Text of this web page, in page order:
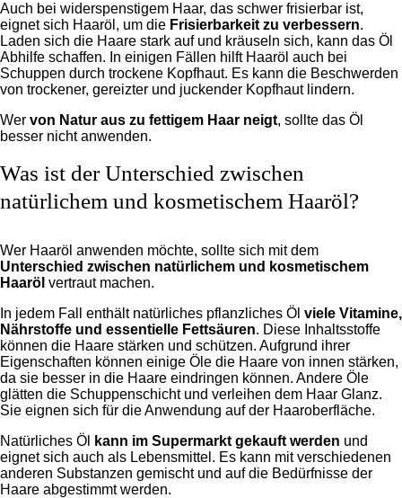
Auch bei widerspenstigem Haar, das schwer frisierbar ist,
eignet sich Haaröl, um die Frisierbarkeit zu verbessern.
Laden sich die Haare stark auf und kräuseln sich, kann das Öl
Abhilfe schaffen. In einigen Fällen hilft Haaröl auch bei
Schuppen durch trockene Kopfhaut. Es kann die Beschwerden
von trockener, gereizter und juckender Kopfhaut lindern.
Wer von Natur aus zu fettigem Haar neigt, sollte das Öl
besser nicht anwenden.
Was ist der Unterschied zwischen
natürlichem und kosmetischem Haaröl?
Wer Haaröl anwenden möchte, sollte sich mit dem
Unterschied zwischen natürlichem und kosmetischem
Haaröl vertraut machen.
In jedem Fall enthält natürliches pflanzliches Öl viele Vitamine,
Nährstoffe und essentielle Fettsäuren. Diese Inhaltsstoffe
können die Haare stärken und schützen. Aufgrund ihrer
Eigenschaften können einige Öle die Haare von innen stärken,
da sie besser in die Haare eindringen können. Andere Öle
glätten die Schuppenschicht und verleihen dem Haar Glanz.
Sie eignen sich für die Anwendung auf der Haaroberfläche.
Natürliches Öl
kann im Supermarkt gekauft werden und
eignet sich auch als Lebensmittel. Es kann mit verschiedenen
anderen Substanzen gemischt und auf die Bedürfnisse der
Haare abgestimmt werden.